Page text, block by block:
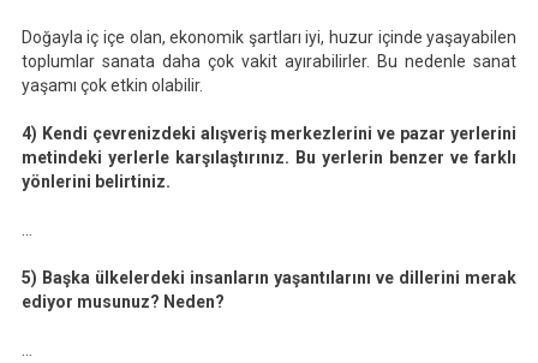
Doğayla iç içe olan, ekonomik şartları iyi, huzur içinde yaşayabilen
toplumlar sanata daha çok vakit ayırabilirler. Bu nedenle sanat
yaşamı çok etkin olabilir.
4) Kendi çevrenizdeki alışveriş merkezlerini ve pazar yerlerini
metindeki yerlerle karşılaştırınız. Bu yerlerin benzer ve farklı
yönlerini belirtiniz.
5) Başka ülkelerdeki insanların yaşantılarını ve dillerini merak
ediyor musunuz? Neden?